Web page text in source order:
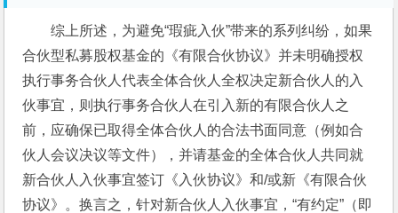
综上所述，为避免“瑕疵入伙”带来的系列纠纷，如果
合伙型私募股权基金的《有限合伙协议》并未明确授权
执行事务合伙人代表全体合伙人全权决定新合伙人的入
伙事宜，则执行事务合伙人在引入新的有限合伙人之
前，应确保已取得全体合伙人的合法书面同意（例如合
伙人会议决议等文件），并请基金的全体合伙人共同就
新合伙人入伙事宜签订《入伙协议》和/或新《有限合伙
协议》。换言之，针对新合伙人入伙事宜，“有约定”（即